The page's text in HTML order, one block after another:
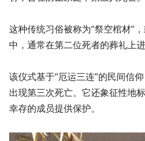
这种传统习俗被称为“祭空棺材”
中，通常在第二位死者的葬礼上进
该仪式基于“厄运三连”的民间信
出现第三次死亡。它还象征性地
幸存的成员提供保护。